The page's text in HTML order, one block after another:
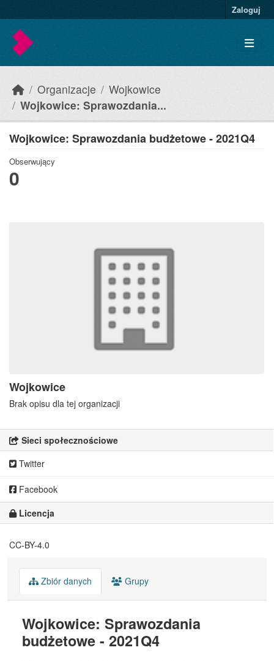
Zaloguj
Organizacje
Wojkowice
Wojkowice: Sprawozdania...
Wojkowice: Sprawozdania budżetowe - 2021Q4
Obserwujący
0
Wojkowice
Brak opisu dla tej organizacji
Sieci społecznościowe
Twitter
Facebook
Licencja
CC-BY-4.0
Zbiór danych Grupy
Wojkowice: Sprawozdania
budżetowe - 2021Q4